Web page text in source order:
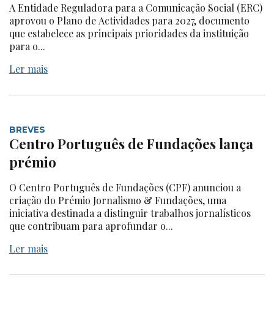
A Entidade Reguladora para a Comunicação Social (ERC)
aprovou o Plano de Actividades para 2027, documento
que estabelece as principais prioridades da instituição
para o...
Ler mais
BREVES
Centro Português de Fundações lança
prémio
O Centro Português de Fundações (CPF) anunciou a
criação do Prémio Jornalismo & Fundações, uma
iniciativa destinada a distinguir trabalhos jornalísticos
que contribuam para aprofundar o...
Ler mais